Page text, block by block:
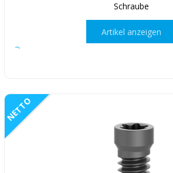
Schraube
Artikel anzeigen
NETTO